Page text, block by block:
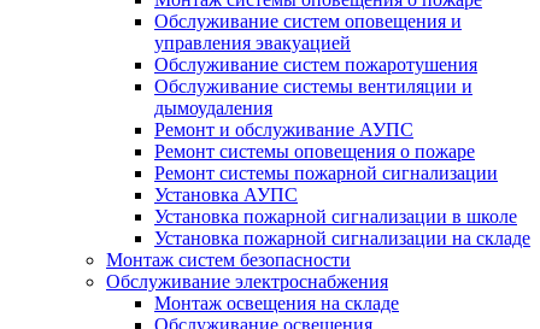
Обслуживание систем оповещения и
управления эвакуацией
Обслуживание систем пожаротушения
Обслуживание системы вентиляции и
дымоудаления
Ремонт и обслуживание АУПС
Ремонт системы оповещения о пожаре
Ремонт системы пожарной сигнализации
Установка АУПС
Установка пожарной сигнализации в школе
Установка пожарной сигнализации на складе
Монтаж систем безопасности
Обслуживание электроснабжения
Монтаж освещения на складе
Обслуживание освещения